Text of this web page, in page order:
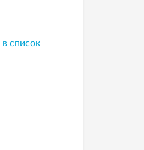
список